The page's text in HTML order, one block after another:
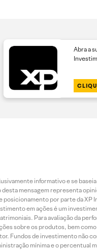
Abra a
informativo e se
mensagem representa
posicionamento por parte da
em ações é um
Para avaliação da
sobre os produtos, bem
Fundos de investimento não
mínima e o percentual